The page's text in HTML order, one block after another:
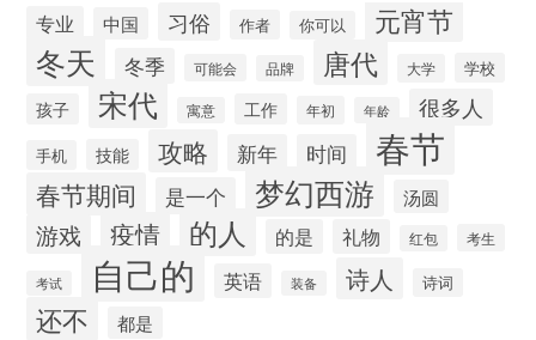
专业 中国 习俗 作者 你可以 元宵节
冬天 冬季 可能会 品牌 唐代 大学 学校
孩子 宋代 寓意 工作 年初 年龄 很多人
手机 技能 攻略 新年 时间 春节
春节期间 是一个 梦幻西游 汤圆
游戏 疫情 的人 的是 礼物 红包 考生
考试 自己的 英语 装备 诗人 诗词
还不 都是